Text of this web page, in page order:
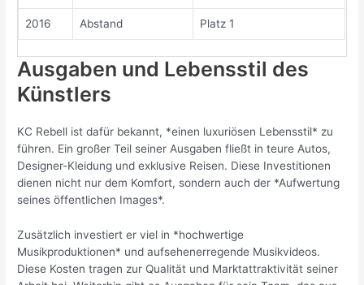
2016 Abstand Platz 1
Ausgaben und Lebensstil des
Künstlers
KC Rebell ist dafür bekannt, *einen luxuriösen Lebensstil* zu
führen. Ein großer Teil seiner Ausgaben fließt in teure Autos,
Designer-Kleidung und exklusive Reisen. Diese Investitionen
dienen nicht nur dem Komfort, sondern auch der *Aufwertung
seines öffentlichen Images*.
Zusätzlich investiert er viel in *hochwertige
Musikproduktionen* und aufsehenerregende Musikvideos.
Diese Kosten tragen zur Qualität und Marktattraktivität seiner